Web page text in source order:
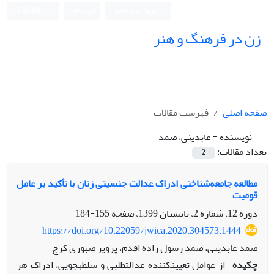
زن در فرهنگ و هنر
صفحه اصلی
فهرست مقالات
نویسنده =عابدینی، صمد
تعداد مقالات:
2
مطالعه جامعه‏‌شناختی ادراک عدالت جنسیتی زنان با تأکید بر عامل
قومیت
دوره 12، شماره 2، تابستان 1399، صفحه
155-184
https://doi.org/10.22059/jwica.2020.304573.1444
صمد عابدینی، صمد رسول‏ زاده‏ اقدم، پرویز صبوری کزج
چکیده از عوامل تعیین‏کنندة عدالت‏طلبی و سلطه‏جویی، ادراک هر